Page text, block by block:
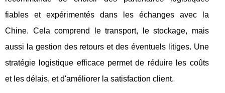
fiables et expérimentés dans les échanges avec la
Chine. Cela comprend le transport, le stockage, mais
aussi la gestion des retours et des éventuels litiges. Une
stratégie logistique efficace permet de réduire les coûts
et les délais, et d'améliorer la satisfaction client.